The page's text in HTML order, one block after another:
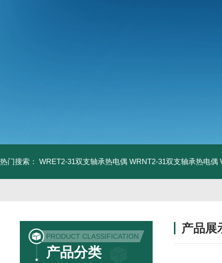
热门搜索： WRET2-31双支轴承热电偶 WRNT2-31双支轴承热电偶
PRODUCT CLASSIFICATION
产品分类
产品展